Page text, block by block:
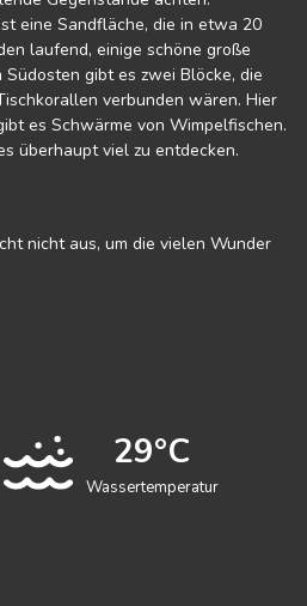
eine Sandfläche, die in etwa 20
laufend, einige schöne große
gibt es zwei Blöcke, die
verbunden wären. Hier
es Schwärme von Wimpelfischen.
überhaupt viel zu entdecken.
nicht aus, um die vielen Wunder
29°C
Wassertemperatur